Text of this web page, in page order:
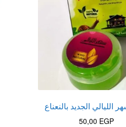
الليالي الجديد بالنعناع
50,00 EGP